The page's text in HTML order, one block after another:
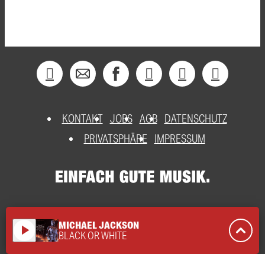
KONTAKT JOBS AGB DATENSCHUTZ
PRIVATSPHÄRE
IMPRESSUM
play_arrow MICHAEL JACKSON
BLACK OR WHITE